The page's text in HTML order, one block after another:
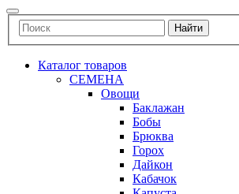
Каталог товаров
СЕМЕНА
Овощи
Баклажан
Бобы
Брюква
Горох
Дайкон
Кабачок